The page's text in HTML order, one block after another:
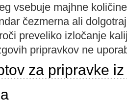
vsebuje majhne
čezmerna ali
preveliko izločanje
pripravkov ne
za pripravke